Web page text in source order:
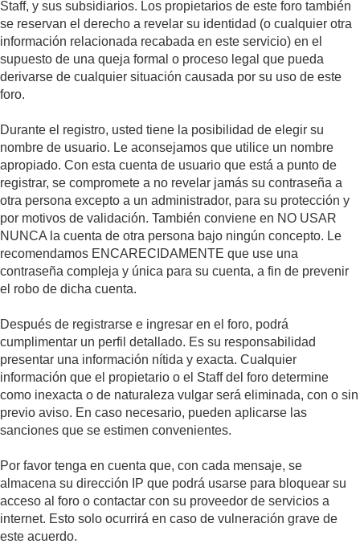
Staff, y sus subsidiarios. Los propietarios de este foro también
se reservan el derecho a revelar su identidad (o cualquier otra
información relacionada recabada en este servicio) en el
supuesto de una queja formal o proceso legal que pueda
derivarse de cualquier situación causada por su uso de este
foro.
Durante el registro, usted tiene la posibilidad de elegir su
nombre de usuario. Le aconsejamos que utilice un nombre
apropiado. Con esta cuenta de usuario que está a punto de
registrar, se compromete a no revelar jamás su contraseña a
otra persona excepto a un administrador, para su protección y
por motivos de validación. También conviene en NO USAR
NUNCA la cuenta de otra persona bajo ningún concepto. Le
recomendamos ENCARECIDAMENTE que use una
contraseña compleja y única para su cuenta, a fin de prevenir
el robo de dicha cuenta.
Después de registrarse e ingresar en el foro, podrá
cumplimentar un perfil detallado. Es su responsabilidad
presentar una información nítida y exacta. Cualquier
información que el propietario o el Staff del foro determine
como inexacta o de naturaleza vulgar será eliminada, con o sin
previo aviso. En caso necesario, pueden aplicarse las
sanciones que se estimen convenientes.
Por favor tenga en cuenta que, con cada mensaje, se
almacena su dirección IP que podrá usarse para bloquear su
acceso al foro o contactar con su proveedor de servicios a
internet. Esto solo ocurrirá en caso de vulneración grave de
este acuerdo.